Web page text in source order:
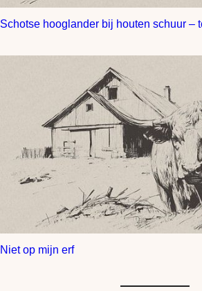
Niet op mijn erf